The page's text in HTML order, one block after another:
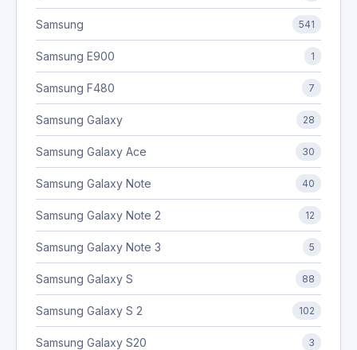
Samsung 541
Samsung E900 1
Samsung F480 7
Samsung Galaxy 28
Samsung Galaxy Ace 30
Samsung Galaxy Note 40
Samsung Galaxy Note 2 12
Samsung Galaxy Note 3 5
Samsung Galaxy S 88
Samsung Galaxy S 2 102
Samsung Galaxy S20 3